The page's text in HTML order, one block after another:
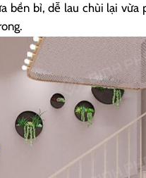
bền bỉ, dễ lau chùi lại